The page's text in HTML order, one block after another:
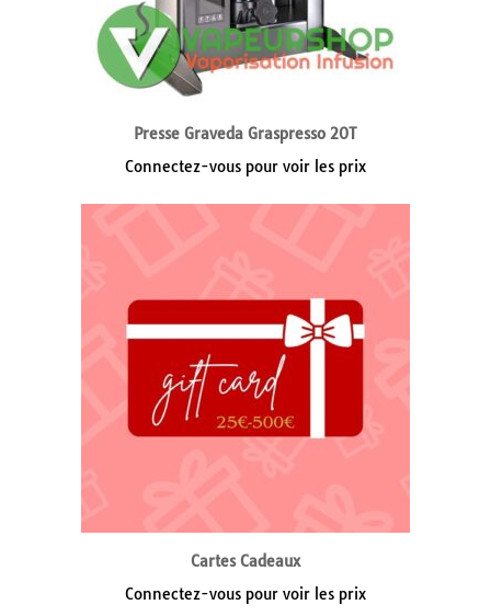
Presse Graveda Graspresso 20T
Connectez-vous pour voir les prix
Cartes Cadeaux
Connectez-vous pour voir les prix